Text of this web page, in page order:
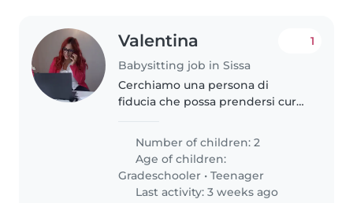
Valentina
Babysitting job in Sissa
1
Cerchiamo una persona di
fiducia che possa prendersi cura
adolescente, oltre a dare una
mano con i compiti e stare
tranquillamente con..
Number of children: 2
Age of children:
Gradeschooler •Teenager
Last activity: 3 weeks ago